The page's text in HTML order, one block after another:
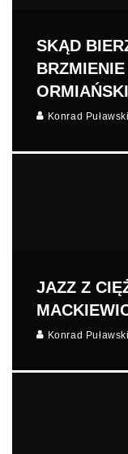
SKĄD
Konrad Puławski
JAZZ Z
Konrad Puławski